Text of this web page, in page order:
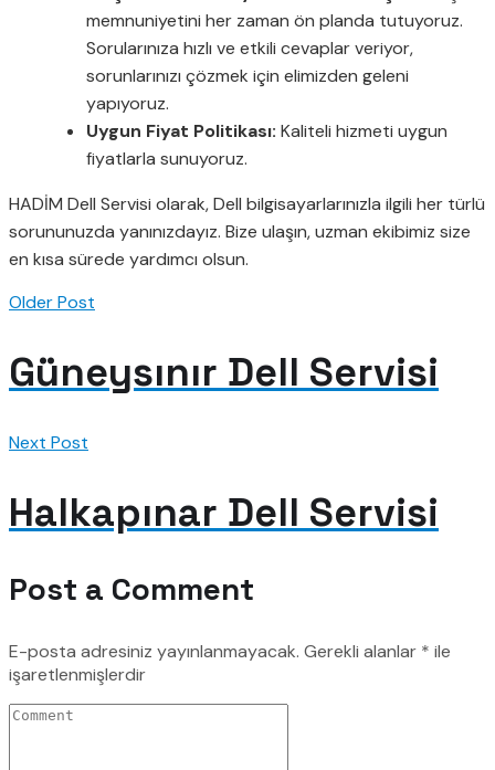
memnuniyetini her zaman ön planda tutuyoruz.
Sorularınıza hızlı ve etkili cevaplar veriyor,
sorunlarınızı çözmek için elimizden geleni
yapıyoruz.
Uygun Fiyat Politikası: Kaliteli hizmeti uygun
fiyatlarla sunuyoruz.
HADİM Dell Servisi olarak, Dell bilgisayarlarınızla ilgili her türlü
sorununuzda yanınızdayız. Bize ulaşın, uzman ekibimiz size
en kısa sürede yardımcı olsun.
Older Post
Güneysınır Dell Servisi
Next Post
Halkapınar Dell Servisi
Post a Comment
E-posta adresiniz yayınlanmayacak. Gerekli alanlar * ile
işaretlenmişlerdir